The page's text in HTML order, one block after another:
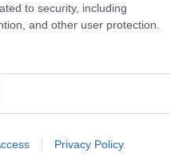
to security, including
and other user protection.
Privacy Policy